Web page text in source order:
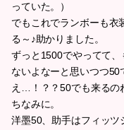
っていた。）
でもこれでランボーも衣
る～♪助かりました。
ずっと1500でやってて
ないよなーと思いつつ
え…！？？50でも来るの
ちなみに。
洋墨50、助手はフィッツ